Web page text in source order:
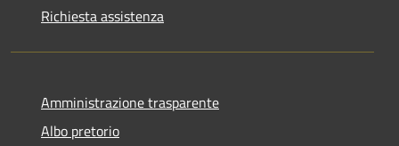
Richiesta assistenza
Amministrazione trasparente
Albo pretorio